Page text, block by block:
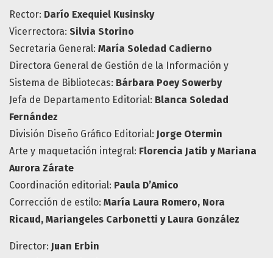
Rector: Darío Exequiel Kusinsky
Vicerrectora: Silvia Storino
Secretaria General: María Soledad Cadierno
Directora General de Gestión de la Información y
Sistema de Bibliotecas: Bárbara Poey Sowerby
Jefa de Departamento Editorial: Blanca Soledad
Fernández
División Diseño Gráfico Editorial: Jorge Otermin
Arte y maquetación integral: Florencia Jatib y Mariana
Aurora Zárate
Coordinación editorial: Paula D’Amico
Corrección de estilo: María Laura Romero, Nora
Ricaud, Mariangeles Carbonetti y Laura González
Director: Juan Erbin